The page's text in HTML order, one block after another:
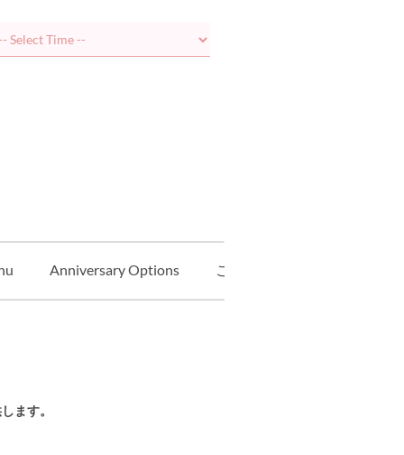
Anniversary Options ご予約（テイクアウト）
ます。